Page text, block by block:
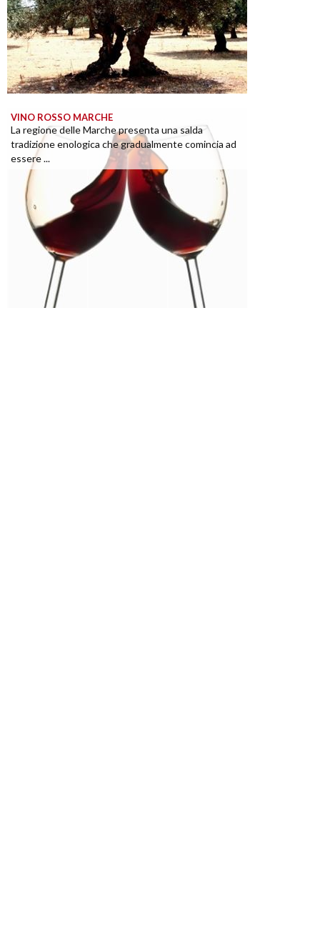
VINO ROSSO MARCHE
La regione delle Marche presenta una salda
tradizione enologica che gradualmente comincia ad
essere ...